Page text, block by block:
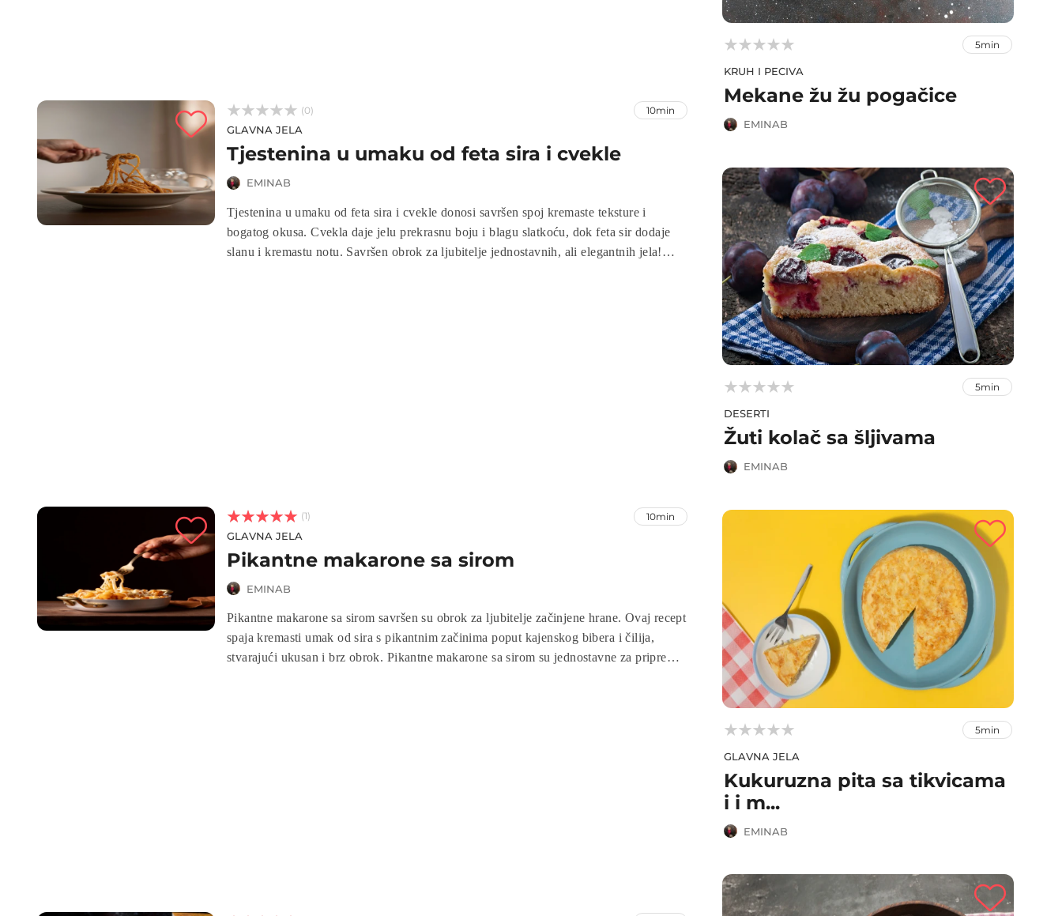


 (0) 10min
GLAVNA JELA
Tjestenina u umaku od feta sira i cvekle
EMINAB
Tjestenina u umaku od feta sira i cvekle donosi savršen spoj kremaste teksture i
bogatog okusa. Cvekla daje jelu prekrasnu boju i blagu slatkoću, dok feta sir dodaje
slanu i kremastu notu. Savršen obrok za ljubitelje jednostavnih, ali elegantnih jela!


 (1) 10min
GLAVNA JELA
Pikantne makarone sa sirom
EMINAB
Pikantne makarone sa sirom savršen su obrok za ljubitelje začinjene hrane. Ovaj recept
spaja kremasti umak od sira s pikantnim začinima poput kajenskog bibera i čilija,
stvarajući ukusan i brz obrok. Pikantne makarone sa sirom su jednostavne za pripremu,


 5min
KRUH I PECIVA
Mekane žu žu pogačice
EMINAB


 5min
DESERTI
Žuti kolač sa šljivama
EMINAB


 5min
GLAVNA JELA
Kukuruzna pita sa tikvicama
i i m...
EMINAB